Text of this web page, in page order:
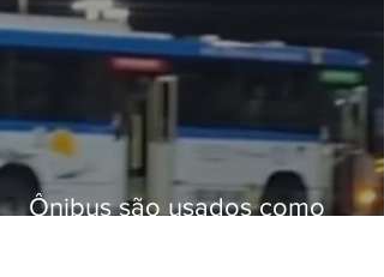
Ônibus são usados como